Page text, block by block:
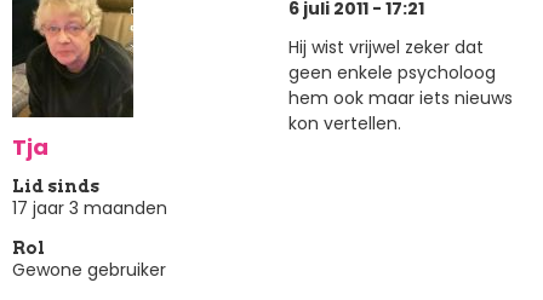
Tja
Lid sinds
17 jaar 3 maanden
Rol
Gewone gebruiker
6 juli 2011 - 17:21
Hij wist vrijwel zeker dat
geen enkele psycholoog
hem ook maar iets nieuws
kon vertellen.